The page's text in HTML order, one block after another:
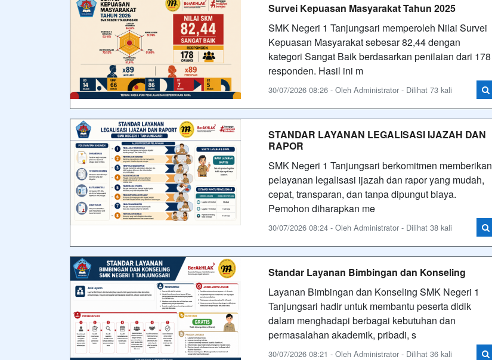
Survei Kepuasan Masyarakat Tahun 2025
SMK Negeri 1 Tanjungsari memperoleh Nilai Survei
Kepuasan Masyarakat sebesar 82,44 dengan
kategori Sangat Baik berdasarkan penilaian dari 178
responden. Hasil ini m
30/07/2026 08:26 - Oleh Administrator - Dilihat 73 kali
STANDAR LAYANAN LEGALISASI IJAZAH DAN
RAPOR
SMK Negeri 1 Tanjungsari berkomitmen memberikan
pelayanan legalisasi ijazah dan rapor yang mudah,
cepat, transparan, dan tanpa dipungut biaya.
Pemohon diharapkan me
30/07/2026 08:24 - Oleh Administrator - Dilihat 38 kali
Standar Layanan Bimbingan dan Konseling
Layanan Bimbingan dan Konseling SMK Negeri 1
Tanjungsari hadir untuk membantu peserta didik
dalam menghadapi berbagai kebutuhan dan
permasalahan akademik, pribadi, s
30/07/2026 08:21 - Oleh Administrator - Dilihat 36 kali